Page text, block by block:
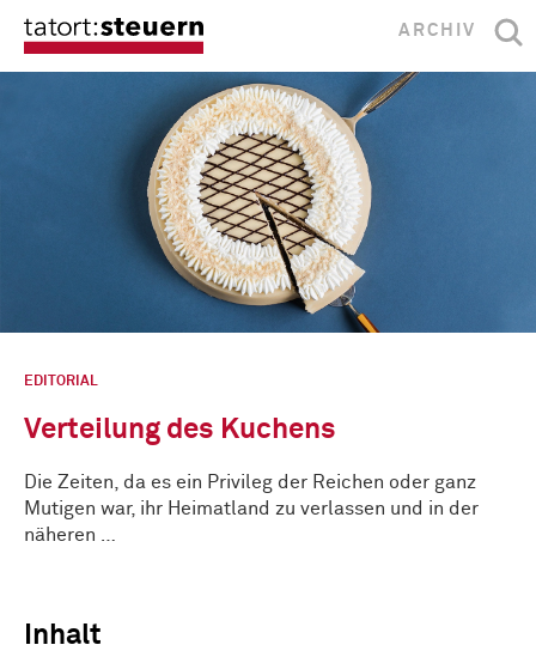
ARCHIV
EDITORIAL
Verteilung des Kuchens
Die Zeiten, da es ein Privileg der Reichen oder ganz
Mutigen war, ihr Heimatland zu verlassen und in der
näheren …
Inhalt